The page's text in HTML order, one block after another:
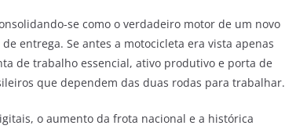
se como o verdadeiro motor de um novo
entrega. Se antes a motocicleta era vista apenas
de trabalho essencial, ativo produtivo e porta de
que dependem das duas rodas para trabalhar.
o aumento da frota nacional e a histórica